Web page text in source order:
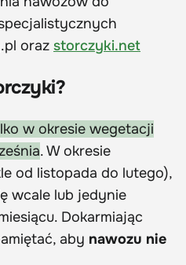
oraz storczyki.net
w okresie wegetacji
. W okresie
od listopada do lutego),
wcale lub jedynie
Dokarmiając
aby nawozu nie